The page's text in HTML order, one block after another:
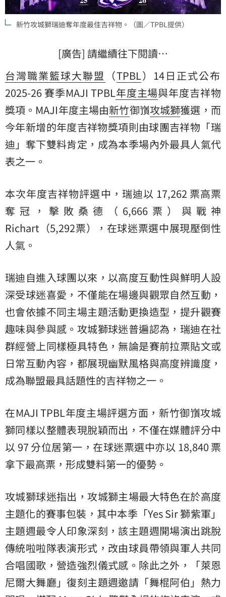
新竹攻城獅瑞迪奪年度最佳吉祥物。（圖／TPBL提供）
[廣告] 請繼續往下閱讀…
台灣職業籃球大聯盟
（TPBL）14日正式公布
2025-26 賽季MAJI TPBL年度主場與年度吉祥物
獎項。MAJI年度主場由新竹御嵿攻城獅獲選，而
今年新增的年度吉祥物獎項則由球團吉祥物「瑞
迪 」奪下雙料肯定，成為本季場內外最具人氣代
表之一。
本次年度吉祥物評選中，瑞迪以 17,262 票高票
奪冠，擊敗桑德（6,666票）與戰神
Richart（5,292票），在球迷票選中展現壓倒性
人氣。
瑞迪自進入球團以來，以高度互動性與鮮明人設
深受球迷喜愛，不僅能在場邊與觀眾自然互動，
也會依據不同主場主題活動更換造型，提升觀賽
趣味與參與感。攻城獅球迷普遍認為，瑞迪在社
群經營上同樣極具特色，無論是賽前拉票貼文或
日常互動內容，都展現幽默風格與高度辨識度，
成為聯盟最具話題性的吉祥物之一。
在MAJI TPBL年度主場評選方面，新竹御嵿攻城
獅同樣以整體表現脫穎而出，不僅在媒體評分中
以 97 分位居第一，在球迷票選中亦以 18,840 票
拿下最高票，形成雙料第一的優勢。
攻城獅球迷指出，攻城獅主場最大特色在於高度
主題化的賽事包裝，其中本季「Yes Sir 獅紫軍」
主題週最令人印象深刻，該主題週開場演出跳脫
傳統啦啦隊表演形式，改由球員帶領與軍人共同
合唱國歌，營造強烈儀式感。除此之外，「萊恩
尼爾大舞廳」復刻主題週邀請「舞棍阿伯」熱力